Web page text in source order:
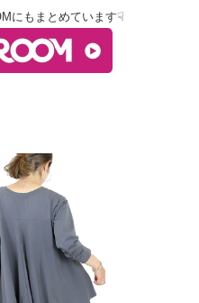
にもまとめています☟